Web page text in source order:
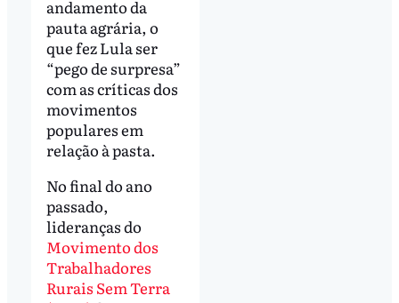
andamento da
pauta agrária, o
que fez Lula ser
“pego de surpresa”
com as críticas dos
movimentos
populares em
relação à pasta.
No final do ano
passado,
lideranças do
Movimento dos
Trabalhadores
Rurais Sem Terra